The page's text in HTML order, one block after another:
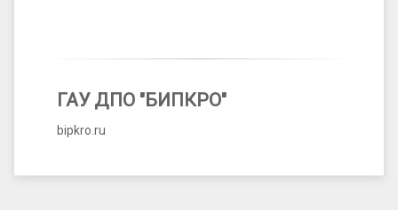
ГАУ ДПО "БИПКРО"
bipkro.ru